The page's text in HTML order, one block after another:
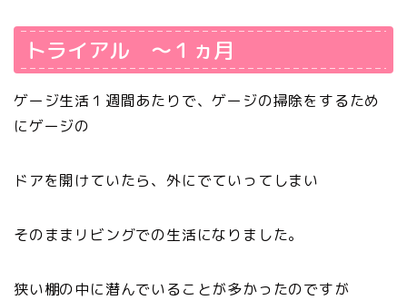
トライアル ～１ヵ月
ゲージ生活１週間あたりで、ゲージの掃除をするため
にゲージの
ドアを開けていたら、外にでていってしまい
そのままリビングでの生活になりました。
狭い棚の中に潜んでいることが多かったのですが